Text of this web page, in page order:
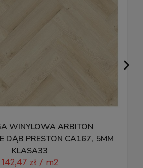
WINYLOWA ARBITON
DĄB PRESTON CA167, 5MM
KLASA33
142,47 zł / m2